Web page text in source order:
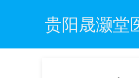
贵阳晟灏堂